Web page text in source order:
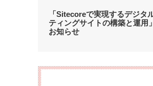
「Sitecoreで実現するデジタ
ティングサイトの構築と運用
お知らせ